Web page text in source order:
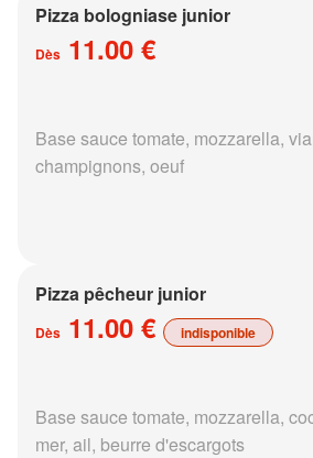
Pizza bologniase junior
Dès 11.00 €
Base sauce tomate, mozzarella,
champignons, oeuf
Pizza pêcheur junior
Dès 11.00 € indisponible
Base sauce tomate, mozzarella,
mer, ail, beurre d'escargots